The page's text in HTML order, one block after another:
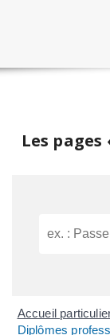
Les
Accueil
Diplômes